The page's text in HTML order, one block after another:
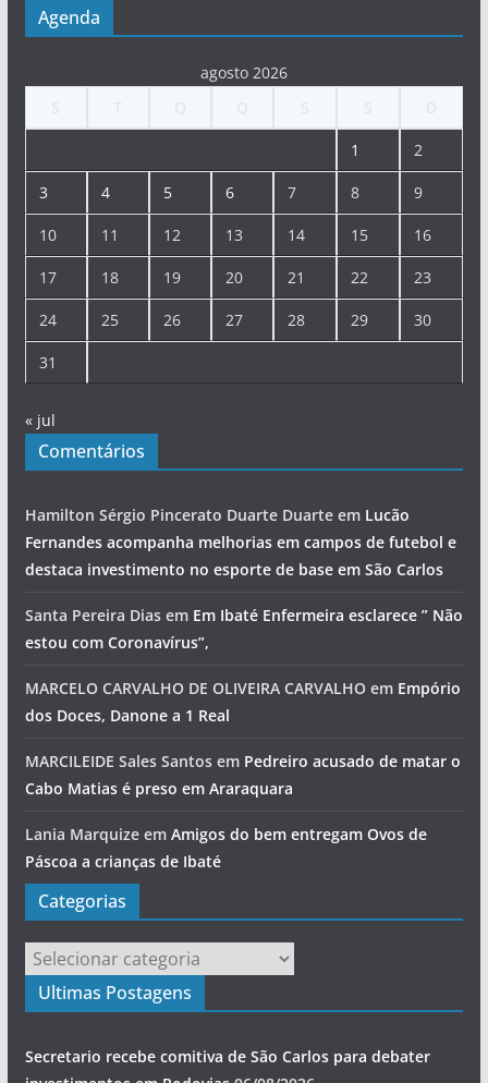
Agenda
agosto 2026
1 2
3 4 5 6 7 8 9
10 11 12 13 14 15 16
17 18 19 20 21 22 23
24 25 26 27 28 29 30
31
« jul
Comentários
Hamilton Sérgio Pincerato Duarte Duarteem Lucão
Fernandes acompanha melhorias em campos de futebol e
destaca investimento no esporte de base em São Carlos
Santa Pereira Diasem Em Ibaté Enfermeira esclarece ” Não
estou com Coronavírus”,
MARCELO CARVALHO DE OLIVEIRA CARVALHOem Empório
dos Doces, Danone a 1 Real
MARCILEIDE Sales Santosem Pedreiro acusado de matar o
Cabo Matias é preso em Araraquara
Lania Marquizeem Amigos do bem entregam Ovos de
Páscoa a crianças de Ibaté
Categorias
Categorias
Ultimas Postagens
Secretario recebe comitiva de São Carlos para debater